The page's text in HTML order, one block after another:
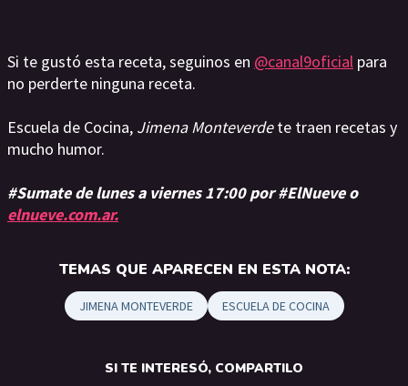
Si te gustó esta receta, seguinos en @canal9oficial para
no perderte ninguna receta.
Escuela de Cocina, Jimena Monteverdete traen recetas y
mucho humor.
#Sumate de lunes a viernes 17:00 por #ElNueve o
elnueve.com.ar.
TEMAS QUE APARECEN EN ESTA NOTA:
JIMENA MONTEVERDE ESCUELA DE COCINA
SI TE INTERESÓ, COMPARTILO